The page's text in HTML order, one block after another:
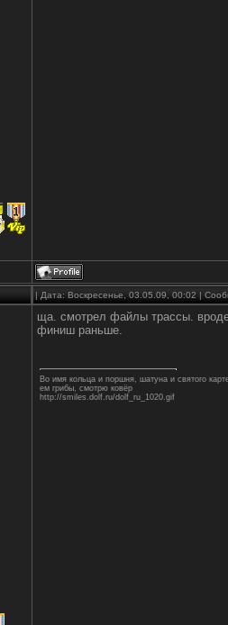
| Дата: Воскресенье, 03.05.09, 00:02 |
ща. смотрел файлы трассы.
финиш раньше.
Во имя кольца и поршня, шатуна и святого
ем грибы, смотрю ковёр
http://smiles.dolf.ru/dolf_ru_1020.gif